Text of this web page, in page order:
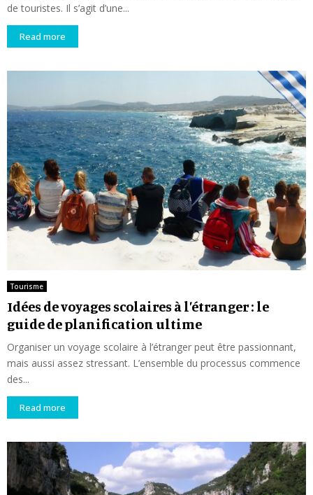
de touristes. Il s’agit d’une...
Read more
Tourisme
Idées de voyages scolaires à l’étranger : le
guide de planification ultime
Organiser un voyage scolaire à l’étranger peut être passionnant,
mais aussi assez stressant. L’ensemble du processus commence
des...
Read more